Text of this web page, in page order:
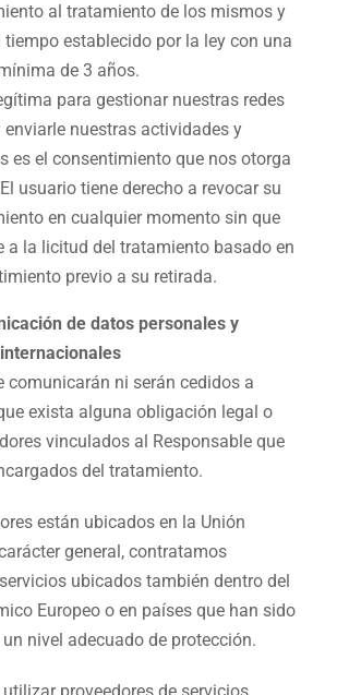
al tratamiento de los mismos y
tiempo establecido por la ley con una
de 3 años.
para gestionar nuestras redes
enviarle nuestras actividades y
es el consentimiento que nos otorga
usuario tiene derecho a revocar su
en cualquier momento sin que
a la licitud del tratamiento basado en
previo a su retirada.
de datos personales y
comunicarán ni serán cedidos a
exista alguna obligación legal o
vinculados al Responsable que
del tratamiento.
están ubicados en la Unión
general, contratamos
ubicados también dentro del
Europeo o en países que han sido
nivel adecuado de protección.